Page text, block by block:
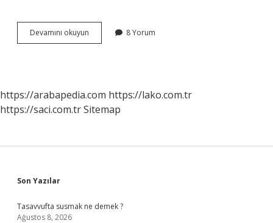
Devamını okuyun
Ölçek
8 Yorum
https://arabapedia.com https://lako.com.tr
https://saci.com.trSitemap
Sidebar
Son Yazılar
Tasavvufta susmak ne demek ?
Ağustos 8, 2026